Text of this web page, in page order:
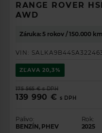
RANGE ROVER
AWD
Záruka: 5 rokov / 150.000 km
VIN:
ZĽAVA 20,3%
175 565 € s DPH
139 990 € s DPH
Palivo:
BENZÍN, PHEV
Rok:
2025